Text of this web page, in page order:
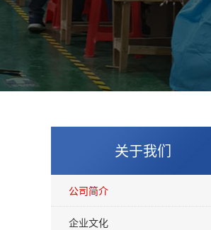
关于我们
公司简介
企业文化